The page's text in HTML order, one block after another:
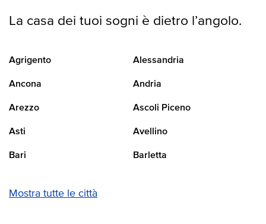
La casa dei tuoi sogni è dietro l’angolo.
Agrigento Alessandria
Ancona Andria
Arezzo Ascoli Piceno
Asti Avellino
Bari Barletta
Mostra tutte le città